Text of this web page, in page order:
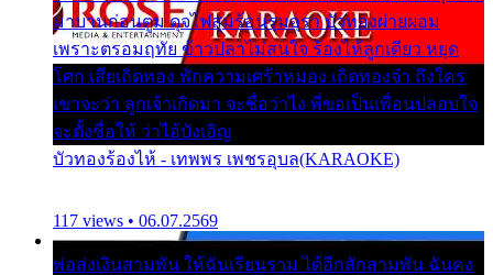
มาบานก่อนตูม ดุจไฟสุมร้อนรุมอุรา บัวทองผ่ายผอม
เพราะตรอมฤทัย ข้าวปลาไม่สนใจ ร้องไห้ลูกเดียว หยุด
โศก เสียเถิดทอง พักความเศร้าหมอง เถิดทองจ๋า ถึงใคร
เขาจะว่า ลูกเจ้าเกิดมา จะชื่อว่าไง พี่ขอเป็นเพื่อนปลอบใจ
จะตั้งชื่อให้ ว่าไอ้บังเอิญ
บัวทองร้องไห้ - เทพพร เพชรอุบล(KARAOKE)
117 views • 06.07.2569
พ่อส่งเงินสามพัน ให้ฉันเรียนราม ได้อีกสักสามพัน ฉันคง